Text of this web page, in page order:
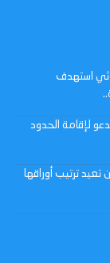
استهدف
لإقامة الحدود
ترتيب أوراقها